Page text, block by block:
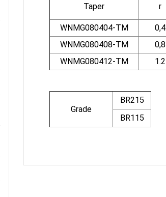
Taper r
WNMG080404-TM 0,4
WNMG080408-TM
0,8
WNMG080412-TM
1.2
Grade
BR215
BR115